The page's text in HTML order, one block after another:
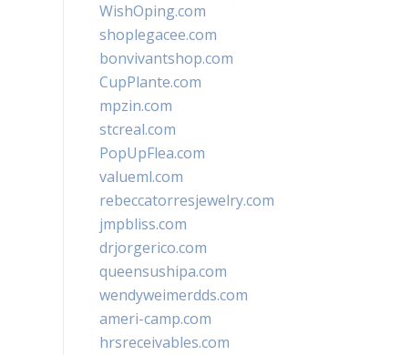
WishOping.com
shoplegacee.com
bonvivantshop.com
CupPlante.com
mpzin.com
stcreal.com
PopUpFlea.com
valueml.com
rebeccatorresjewelry.com
jmpbliss.com
drjorgerico.com
queensushipa.com
wendyweimerdds.com
ameri-camp.com
hrsreceivables.com